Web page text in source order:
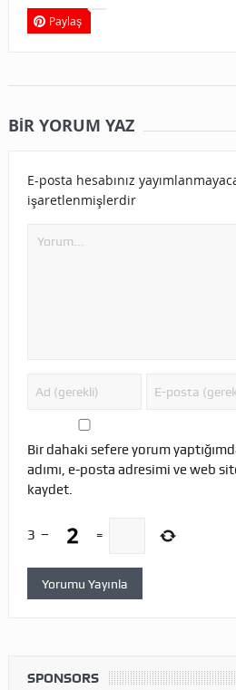
Paylaş
BIR YORUM YAZ
E-posta hesabınız
işaretlenmişlerdir
Bir dahaki sefere yorum
adımı, e-posta adresimi ve web
kaydet.
3 − =
SPONSORS